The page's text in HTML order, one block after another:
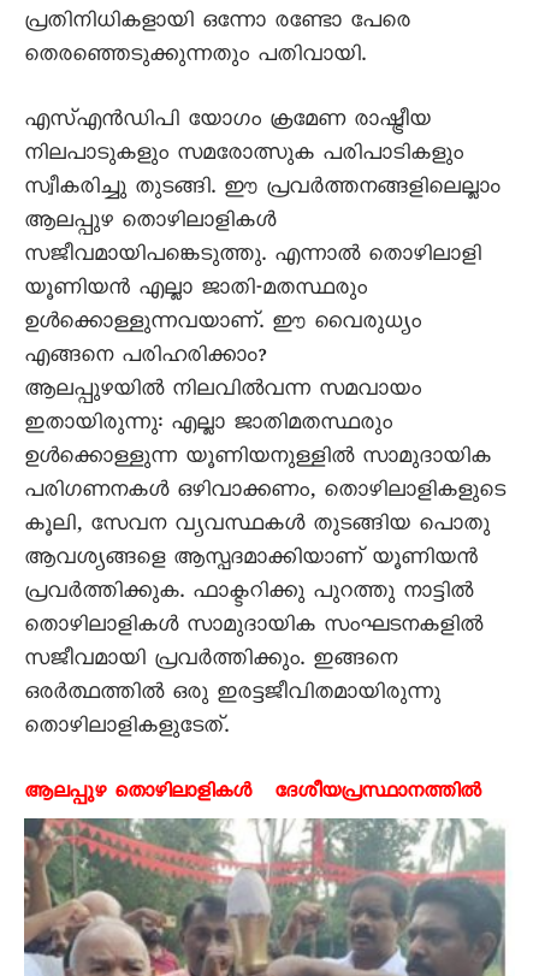
പ്രതിനിധികളായി ഒന്നോ രണ്ടോ പേരെ
തെരഞ്ഞെടുക്കുന്നതും പതിവായി.
എസ്എൻഡിപി യോഗം ക്രമേണ രാഷ്ട്രീയ
നിലപാടുകളും സമരോത്സുക പരിപാടികളും
സ്വീകരിച്ചു തുടങ്ങി. ഈ പ്രവർത്തനങ്ങളിലെല്ലാം
ആലപ്പുഴ തൊഴിലാളികൾ
സജീവമായിപങ്കെടുത്തു. എന്നാൽ തൊഴിലാളി
യൂണിയൻ എല്ലാ ജാതി-മതസ്ഥരും
ഉൾക്കൊള്ളുന്നവയാണ്. ഈ വൈരുധ്യം
എങ്ങനെ പരിഹരിക്കാം?
ആലപ്പുഴയിൽ നിലവിൽവന്ന സമവായം
ഇതായിരുന്നു: എല്ലാ ജാതിമതസ്ഥരും
ഉൾക്കൊള്ളുന്ന യൂണിയനുള്ളിൽ സാമുദായിക
പരിഗണനകൾ ഒഴിവാക്കണം, തൊഴിലാളികളുടെ
കൂലി, സേവന വ്യവസ്ഥകൾ തുടങ്ങിയ പൊതു
ആവശ്യങ്ങളെ ആസ്പദമാക്കിയാണ് യൂണിയൻ
പ്രവർത്തിക്കുക. ഫാക്ടറിക്കു പുറത്തു നാട്ടിൽ
തൊഴിലാളികൾ സാമുദായിക സംഘടനകളിൽ
സജീവമായി പ്രവർത്തിക്കും. ഇങ്ങനെ
ഒരർത്ഥത്തിൽ ഒരു ഇരട്ടജീവിതമായിരുന്നു
തൊഴിലാളികളുടേത്.
ആലപ്പുഴ തൊഴിലാളികൾ ദേശീയപ്രസ്ഥാനത്തിൽ